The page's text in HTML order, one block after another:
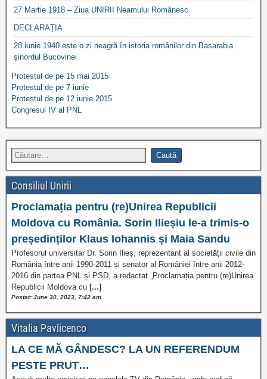
27 Martie 1918 – Ziua UNIRII Neamului Românesc
DECLARAȚIA
28 iunie 1940 este o zi neagră în istoria românilor din Basarabia
şinordul Bucovinei
Protestul de pe 15 mai 2015
Protestul de pe 7 iunie
Protestul de pe 12 iunie 2015
Congresul IV al PNL
Consiliul Unirii
Proclamația pentru (re)Unirea Republicii
Moldova cu România. Sorin Ilieșiu le-a trimis-o
președinților Klaus Iohannis și Maia Sandu
Profesorul universitar Dr. Sorin Ilieș, reprezentant al societății civile din
România între anii 1990-2011 și senator al României între anii 2012-
2016 din partea PNL și PSD, a redactat „Proclamația pentru (re)Unirea
Republicii Moldova cu [...]
Postat: June 30, 2023, 7:42 am
Vitalia Pavlicenco
LA CE MĂ GÂNDESC? LA UN REFERENDUM
PESTE PRUT…